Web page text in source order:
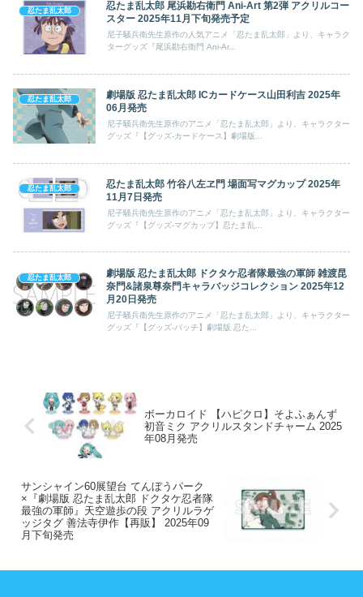
忍たま乱太郎
忍たま乱太郎 尾浜勘右衛門 Ani-Art 第2弾 アクリルコー
スター 2025年11月下旬発売予定
尼子騒兵衛先生原作の人気アニメ「忍たま乱太郎」より、キャラク
ターグッズ『尾浜勘右衛門 Ani-Ar...
忍たま乱太郎
劇場版 忍たま乱太郎 ICカードケース山田利吉 2025年
06月発売
尼子騒兵衛先生原作のアニメ「忍たま乱太郎」より、キャラクター
グッズ『【グッズ-カードケース】劇場版...
忍たま乱太郎
忍たま乱太郎 竹谷八左ヱ門 場面写マグカップ 2025年
11月7日発売
尼子騒兵衛先生原作のアニメ「忍たま乱太郎」より、キャラクター
グッズ『【グッズ-マグカップ】忍たま乱...
忍たま乱太郎
劇場版 忍たま乱太郎 ドクタケ忍者隊最強の軍師 雑渡昆
奈門&諸泉尊奈門キャラバッジコレクション 2025年12
月20日発売
尼子騒兵衛先生原作のアニメ「忍たま乱太郎」より、キャラクター
グッズ『【グッズ-バッチ】劇場版 忍た...
ボーカロイド 【ハピクロ】そよふぁんず
初音ミク アクリルスタンドチャーム 2025
年08月発売
サンシャイン60展望台 てんぼうパーク
×『劇場版 忍たま乱太郎 ドクタケ忍者隊
最強の軍師』天空遊歩の段 アクリルラゲ
ッジタグ 善法寺伊作【再販】 2025年09
月下旬発売